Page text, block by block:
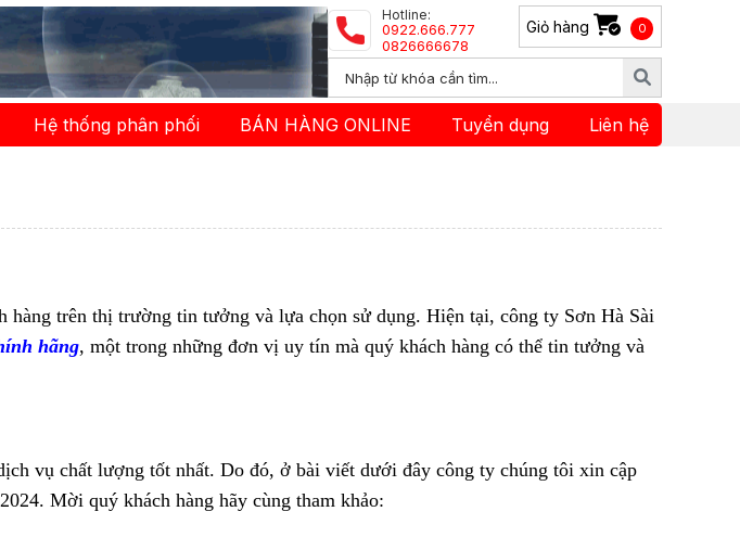
Hotline:
0922.666.777
0826666678
Giỏ hàng 0
Hệ thống phân phối BÁN HÀNG ONLINE Tuyển dụng Liên hệ
hàng trên thị trường tin tưởng và lựa chọn sử dụng. Hiện tại, công ty Sơn Hà Sài
hãng, một trong những đơn vị uy tín mà quý khách hàng có thể tin tưởng và
vụ chất lượng tốt nhất. Do đó, ở bài viết dưới đây công ty chúng tôi xin cập
Mời quý khách hàng hãy cùng tham khảo: